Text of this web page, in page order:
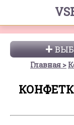
Главная